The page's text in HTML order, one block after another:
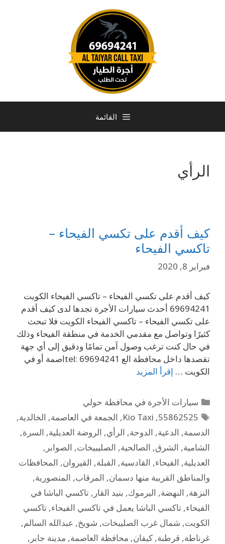
القائمة
الرأي
كيف أقدم على تكسي الفيحاء –
تاكسي الفيحاء
فبراير 8, 2020
كيف أقدم على تكسي الفيحاء – تاكسي الفيحاء الكويت
69694241 أحدث سيارات الأجرة تجدها لدى كيف أقدم
على تكسي الفيحاء – تاكسي الفيحاء الكويت فلا تبحث
كثيرًا وتواصل مع مقدمي الخدمة في منطقة الفيحاء وذلك
في حال كنت ترغب وصول آمن تمامًا ودقيق إلى أي جهة
تقصدها داخل محافظة الع tel: 69694241اصمة أو في
الكويت … إقرأ المزيد
سيارات الأجرة في محافظة حولي
55862525
,
Kio Taxi
, الجمعة في العاصمة, الخالدية,
الدسمة, الدعية, الدوحة, الرأي, الروضة العديلية, السرة,
الشامية, الشرق, الصالحية, الصليبيخات, الصوابر ,
العديلية, الفيحاء, القادسية, القبلة, القيروان, المحافظات
والمناطق القريبة منها دسمان, المرقاب, المنصورية,
النزهة, النهضة, اليرموك, بنيد القار , تاكسي الباشا في
الفيحاء, تاكسي الباشا يعمل في تاكسي الفيحاء, تاكسي
الكويت, شمال غرب الصليبخات, شويخ, عبدالله السالم,
غرناطة, قرطبة, كيفان, محافظة العاصمة, مدينة جابر ,